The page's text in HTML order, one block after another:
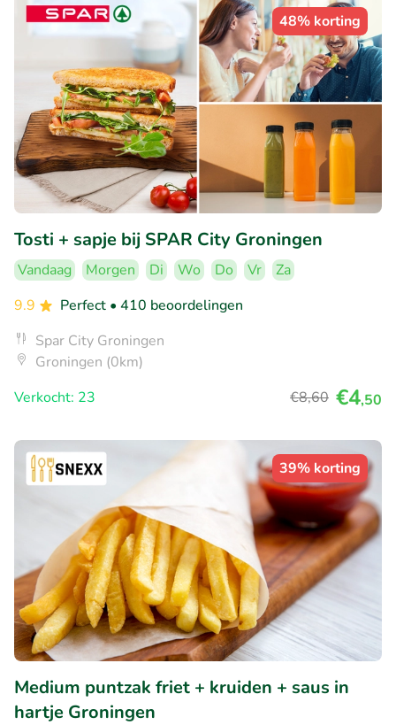
48% korting
Tosti + sapje bij SPAR City Groningen
Vandaag Morgen Di Wo Do Vr
Za
9.9
Perfect • 410 beoordelingen
Spar City Groningen
Groningen (0km)
Verkocht: 23
€8,60 €4,50
39% korting
Medium puntzak friet + kruiden + saus in
hartje Groningen